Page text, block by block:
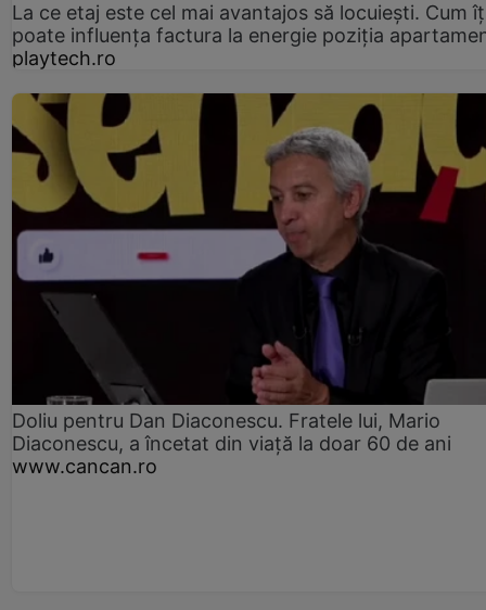
La ce etaj este cel mai avantajos să locuiești. Cum
poate influența factura la energie poziția
playtech.ro
Doliu pentru Dan Diaconescu. Fratele lui, Mario
Diaconescu, a încetat din viață la doar 60 de ani
www.cancan.ro